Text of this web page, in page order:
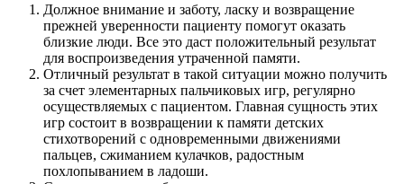
Должное внимание и заботу, ласку и возвращение
прежней уверенности пациенту помогут оказать
близкие люди. Все это даст положительный результат
для воспроизведения утраченной памяти.
Отличный результат в такой ситуации можно получить
за счет элементарных пальчиковых игр, регулярно
осуществляемых с пациентом. Главная сущность этих
игр состоит в возвращении к памяти детских
стихотворений с одновременными движениями
пальцев, сжиманием кулачков, радостным
похлопыванием в ладоши.